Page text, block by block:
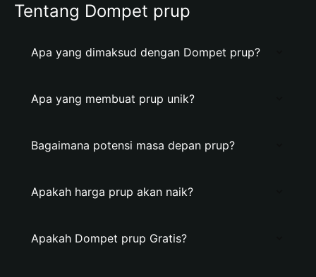
Tentang Dompet prup
Apa yang dimaksud dengan Dompet prup?
Apa yang membuat prup unik?
Bagaimana potensi masa depan prup?
Apakah harga prup akan naik?
Apakah Dompet prup Gratis?